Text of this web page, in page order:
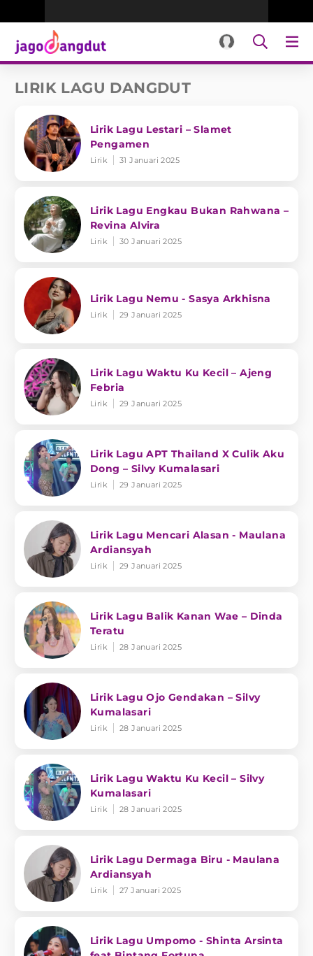
LIRIK LAGU DANGDUT
Lirik Lagu Lestari – Slamet
Pengamen
Lirik 31 Januari 2025
Lirik Lagu Engkau Bukan Rahwana –
Revina Alvira
Lirik 30 Januari 2025
Lirik Lagu Nemu - Sasya Arkhisna
Lirik 29 Januari 2025
Lirik Lagu Waktu Ku Kecil – Ajeng
Febria
Lirik 29 Januari 2025
Lirik Lagu APT Thailand X Culik Aku
Dong – Silvy Kumalasari
Lirik 29 Januari 2025
Lirik Lagu Mencari Alasan - Maulana
Ardiansyah
Lirik 29 Januari 2025
Lirik Lagu Balik Kanan Wae – Dinda
Teratu
Lirik 28 Januari 2025
Lirik Lagu Ojo Gendakan – Silvy
Kumalasari
Lirik 28 Januari 2025
Lirik Lagu Waktu Ku Kecil – Silvy
Kumalasari
Lirik 28 Januari 2025
Lirik Lagu Dermaga Biru - Maulana
Ardiansyah
Lirik 27 Januari 2025
Lirik Lagu Umpomo - Shinta Arsinta